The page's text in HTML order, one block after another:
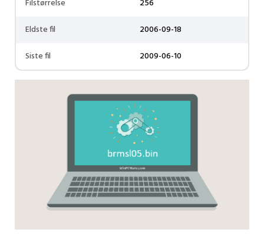
Filstørrelse
256
Eldste fil
2006-09-18
Siste fil
2009-06-10